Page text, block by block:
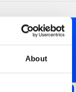
About